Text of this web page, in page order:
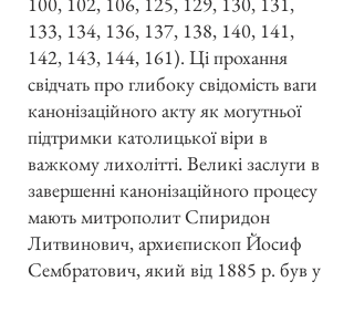
133, 134, 136, 137, 138, 140, 141,
142, 143, 144, 161). Ці прохання
свідчать про глибоку свідомість ваги
канонізаційного акту як могутньої
підтримки католицької віри в
важкому лихолітті. Великі заслуги в
завершенні канонізаційного процесу
мають митрополит Спиридон
Литвинович, архиєпископ Йосиф
Сембратович, який від 1885 р. був у